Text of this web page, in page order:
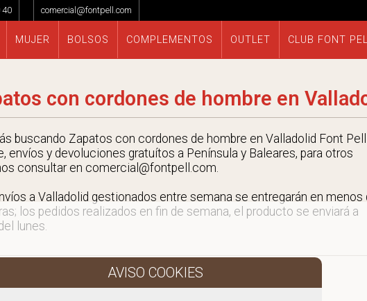
40 comercial@fontpell.com
MUJER BOLSOS COMPLEMENTOS OUTLET CLUB FONT
con cordones de hombre en
buscando Zapatos con cordones de hombre en Valladolid Font
envíos y devoluciones gratuítos a Península y Baleares, para otros
consultar en comercial@fontpell.com.
a Valladolid gestionados entre semana se entregarán en menos
los pedidos realizados en fin de semana, el producto se enviará a
lunes.